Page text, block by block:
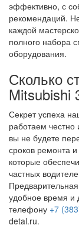
эффективно, с
рекомендаций.
каждой
полного набора
оборудования.
Сколько
Mitsubishi
Секрет успеха
работаем
вы не будете
сроков ремонта
которые
частных
удобное время и
телефону +7
detal.ru.